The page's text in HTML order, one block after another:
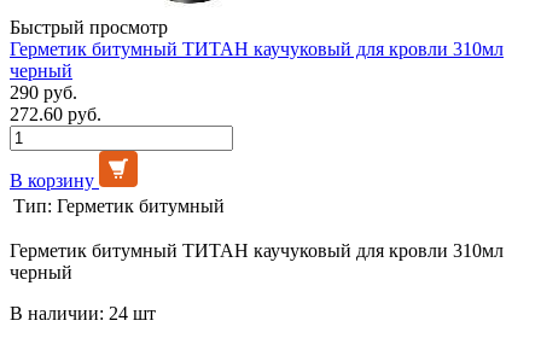
Быстрый просмотр
Герметик битумный ТИТАН каучуковый для кровли 310мл
черный
290 руб.
272.60 руб.
В корзину
Тип: Герметик битумный
Герметик битумный ТИТАН каучуковый для кровли 310мл
черный
В наличии: 24 шт